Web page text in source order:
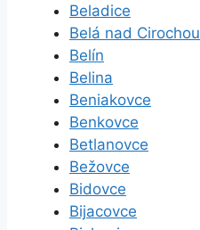
Beladice
Belá nad Cirochou
Belín
Belina
Beniakovce
Benkovce
Betlanovce
Bežovce
Bidovce
Bijacovce